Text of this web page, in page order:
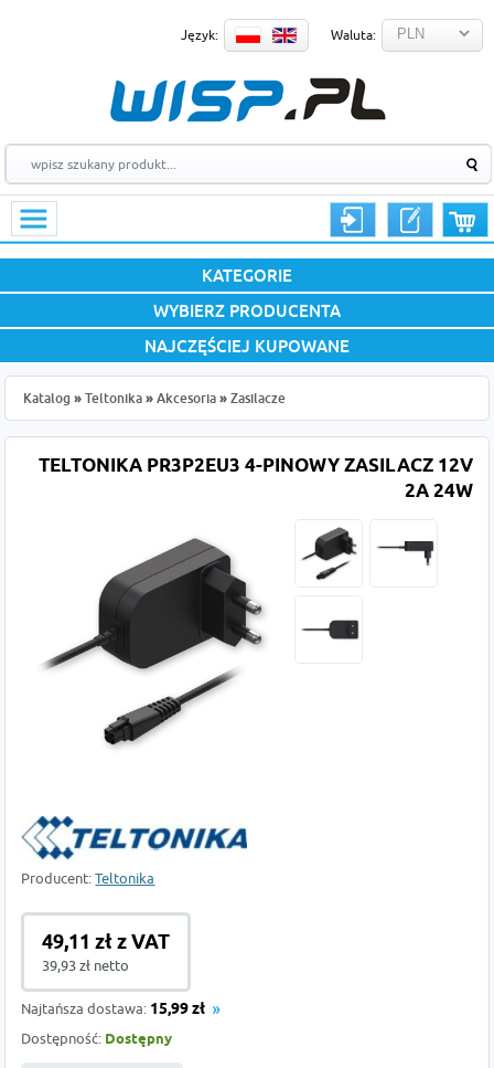
Język: Waluta:
KATEGORIE
WYBIERZ PRODUCENTA
NAJCZĘŚCIEJ KUPOWANE
Katalog » Teltonika » Akcesoria » Zasilacze
TELTONIKA PR3P2EU3 4-PINOWY ZASILACZ 12V
2A 24W
Producent:Teltonika
49,11 zł z VAT
39,93 zł netto
Najtańsza dostawa: 15,99 zł
Dostępność: Dostępny